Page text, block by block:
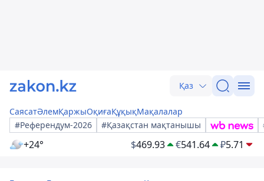
Қаз
СаясатӘлемҚаржыОқиғаҚұқықМақалалар
#Референдум-2026
#Қазақстан мақтанышы
+24° $469.93 €541.64 ₽5.71